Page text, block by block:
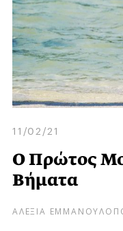
11/02/21
Ο Πρώτος
Βήματα
ΑΛΕΞΙΑ